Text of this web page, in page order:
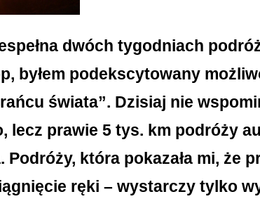
dwóch tygodniach
byłem podekscytowany
świata”. Dzisiaj nie
lecz prawie 5 tys. km podróży
Podróży, która pokazała mi, że
ręki – wystarczy tylko